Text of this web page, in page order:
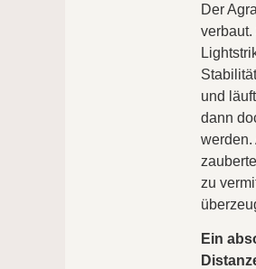
Der
und
dann
werden.
zu
Ein